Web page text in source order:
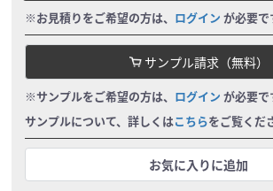
※お見積りをご希望の方は、 ログイン が必要で
サンプル請求（無料）
※サンプルをご希望の方は、 ログイン が必要で
サンプルについて、詳しくはこちらをご覧くだ
お気に入りに追加